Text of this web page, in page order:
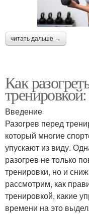
читать дальше →
Как
Введение
Разогрев перед
который многие
упускают из виду.
разогрев не только
тренировки, но и
рассмотрим, как
тренировкой, какие
времени на это